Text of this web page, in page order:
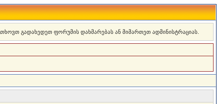
გადახედეთ ფორუმის დახმარებას ან მიმართეთ ადმინისტრაციას.